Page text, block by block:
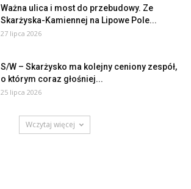
Ważna ulica i most do przebudowy. Ze
Skarżyska-Kamiennej na Lipowe Pole...
27 lipca 2026
S/W – Skarżysko ma kolejny ceniony zespół,
o którym coraz głośniej...
25 lipca 2026
Wczytaj więcej